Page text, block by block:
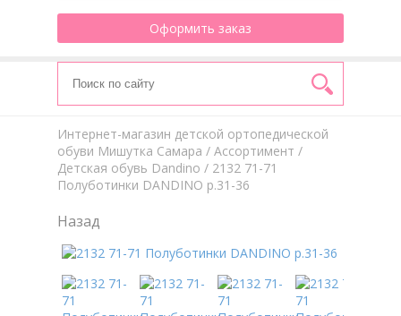
Оформить заказ
Интернет-магазин детской ортопедической
обуви Мишутка Самара / Aссортимент /
Детская обувь Dandino / 2132 71-71
Полуботинки DANDINO р.31-36
Назад